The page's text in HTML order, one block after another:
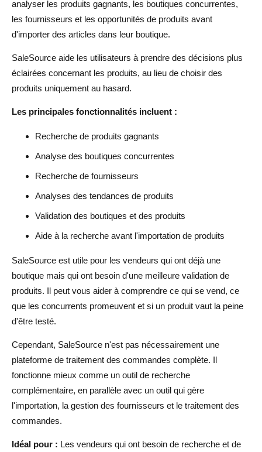
analyser les produits gagnants, les boutiques concurrentes,
les fournisseurs et les opportunités de produits avant
d'importer des articles dans leur boutique.
SaleSource aide les utilisateurs à prendre des décisions plus
éclairées concernant les produits, au lieu de choisir des
produits uniquement au hasard.
Les principales fonctionnalités incluent :
Recherche de produits gagnants
Analyse des boutiques concurrentes
Recherche de fournisseurs
Analyses des tendances de produits
Validation des boutiques et des produits
Aide à la recherche avant l'importation de produits
SaleSource est utile pour les vendeurs qui ont déjà une
boutique mais qui ont besoin d'une meilleure validation de
produits. Il peut vous aider à comprendre ce qui se vend, ce
que les concurrents promeuvent et si un produit vaut la peine
d'être testé.
Cependant, SaleSource n'est pas nécessairement une
plateforme de traitement des commandes complète. Il
fonctionne mieux comme un outil de recherche
complémentaire, en parallèle avec un outil qui gère
l'importation, la gestion des fournisseurs et le traitement des
commandes.
Idéal pour : Les vendeurs qui ont besoin de recherche et de